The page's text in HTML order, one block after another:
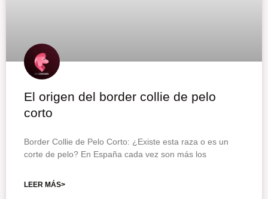
El origen del border collie de pelo
corto
Border Collie de Pelo Corto: ¿Existe esta raza o es un
corte de pelo? En España cada vez son más los
LEER MÁS>